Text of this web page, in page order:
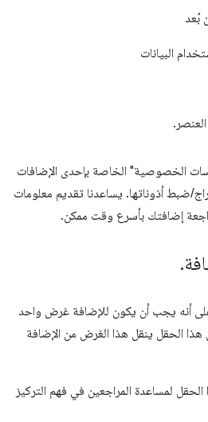
بُعد
البيانات
الخصوصية" الخاصة بإحدى الإضافات
ضبط أذوناتها. يساعدنا تقديم معلومات
إضافتك بأسرع وقت ممكن.
.
أنه يجب أن يكون للإضافة غرض واحد
الحقل ينقل هذا الغرض من الإضافة
الحقل لمساعدة المراجعين في فهم التركيز